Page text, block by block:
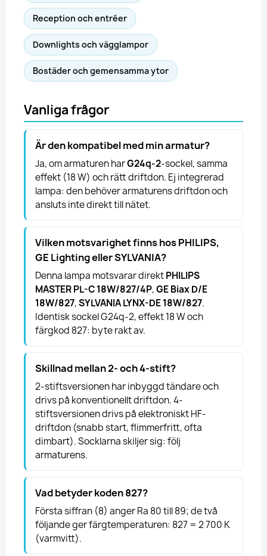
Reception och entréer
Downlights och vägglampor
Bostäder och gemensamma ytor
Vanliga frågor
Är den kompatibel med min armatur?
Ja, om armaturen harG24q-2-sockel, samma
effekt (18 W) och rätt driftdon. Ej integrerad
lampa: den behöver armaturens driftdon och
ansluts inte direkt till nätet.
Vilken motsvarighet finns hos PHILIPS,
GE Lighting eller SYLVANIA?
Denna lampa motsvarar direktPHILIPS
MASTER PL-C 18W/827/4P,GE Biax D/E
18W/827,SYLVANIA LYNX-DE 18W/827.
Identisk sockel G24q-2, effekt 18 W och
färgkod 827: byte rakt av.
Skillnad mellan 2- och 4-stift?
2-stiftsversionen har inbyggd tändare och
drivs på konventionellt driftdon. 4-
stiftsversionen drivs på elektroniskt HF-
driftdon (snabb start, flimmerfritt, ofta
dimbart). Socklarna skiljer sig: följ
armaturens.
Vad betyder koden 827?
Första siffran (8) anger Ra 80 till 89; de två
följande ger färgtemperaturen: 827 = 2 700 K
(varmvitt).